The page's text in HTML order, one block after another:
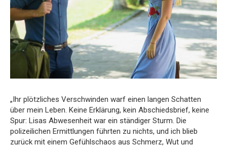
„Ihr plötzliches Verschwinden warf einen langen Schatten
über mein Leben. Keine Erklärung, kein Abschiedsbrief, keine
Spur: Lisas Abwesenheit war ein ständiger Sturm. Die
polizeilichen Ermittlungen führten zu nichts, und ich blieb
zurück mit einem Gefühlschaos aus Schmerz, Wut und